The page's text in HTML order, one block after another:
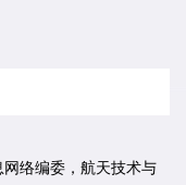
络编委，航天技术与